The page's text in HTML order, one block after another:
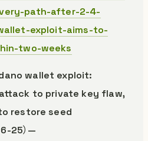
path-after-2-4-
exploit-aims-to-
two-weeks
wallet exploit:
to private key flaw,
restore seed
25）—